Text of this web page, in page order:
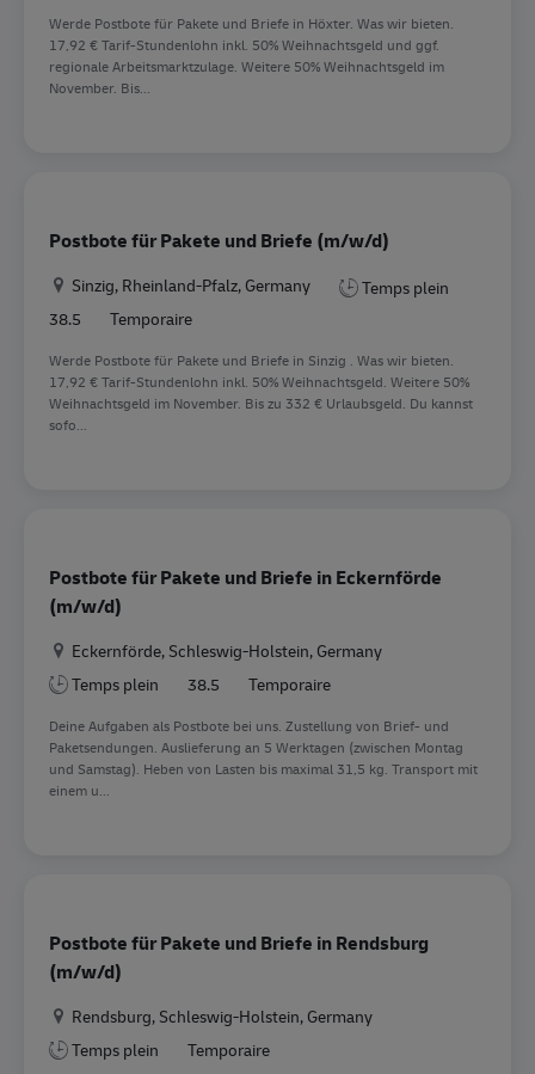
Werde Postbote für Pakete und Briefe in Höxter. Was wir bieten.
17,92 € Tarif-Stundenlohn inkl. 50% Weihnachtsgeld und ggf.
regionale Arbeitsmarktzulage. Weitere 50% Weihnachtsgeld im
November. Bis...
Postbote für Pakete und Briefe (m/w/d)
Location
Sinzig, Rheinland-Pfalz, Germany
Temps plein
38.5
Temporaire
Werde Postbote für Pakete und Briefe in Sinzig . Was wir bieten.
17,92 € Tarif-Stundenlohn inkl. 50% Weihnachtsgeld. Weitere 50%
Weihnachtsgeld im November. Bis zu 332 € Urlaubsgeld. Du kannst
sofo...
Postbote für Pakete und Briefe in Eckernförde
(m/w/d)
Location
Eckernförde, Schleswig-Holstein, Germany
Temps plein
38.5 Temporaire
Deine Aufgaben als Postbote bei uns. Zustellung von Brief- und
Paketsendungen. Auslieferung an 5 Werktagen (zwischen Montag
und Samstag). Heben von Lasten bis maximal 31,5 kg. Transport mit
einem u...
Postbote für Pakete und Briefe in Rendsburg
(m/w/d)
Location
Rendsburg, Schleswig-Holstein, Germany
Temps plein
Temporaire